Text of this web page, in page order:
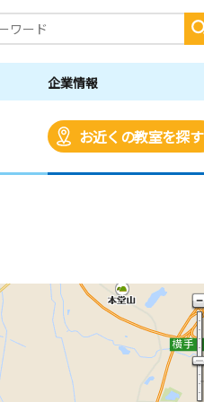
企業情報
お近くの教室を探す